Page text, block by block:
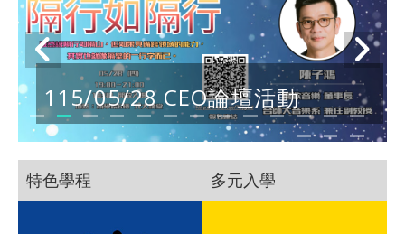
115/05/28 CEO論壇活動
特色學程 多元入學